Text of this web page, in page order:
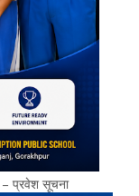
प्रवेश सूचना